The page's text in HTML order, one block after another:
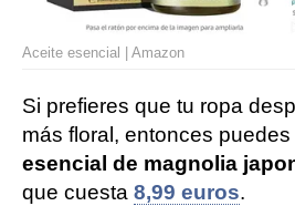
Aceite esencial | Amazon
Si prefieres que tu ropa
más floral, entonces
esencial de magnolia
que cuesta 8,99 euros.